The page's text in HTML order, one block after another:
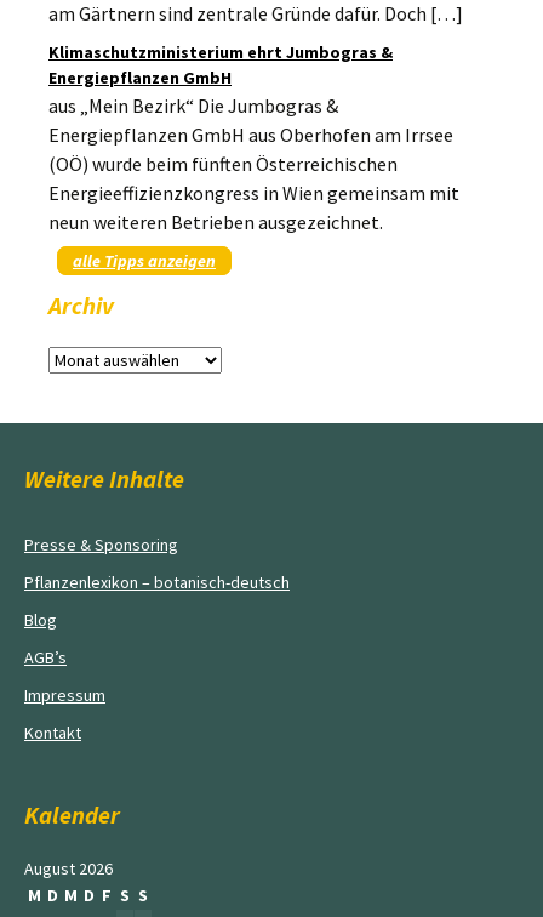
am Gärtnern sind zentrale Gründe dafür. Doch […]
Klimaschutzministerium ehrt Jumbogras &
Energiepflanzen GmbH
aus „Mein Bezirk“ Die Jumbogras &
Energiepflanzen GmbH aus Oberhofen am Irrsee
(OÖ) wurde beim fünften Österreichischen
Energieeffizienzkongress in Wien gemeinsam mit
neun weiteren Betrieben ausgezeichnet.
alle Tipps anzeigen
Archiv
Archiv
Weitere Inhalte
Presse & Sponsoring
Pflanzenlexikon – botanisch-deutsch
Blog
AGB’s
Impressum
Kontakt
Kalender
August 2026
M D M D F S S